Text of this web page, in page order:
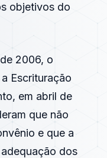
objetivos do
2006, o
Escrituração
em abril de
que não
e que a
dos